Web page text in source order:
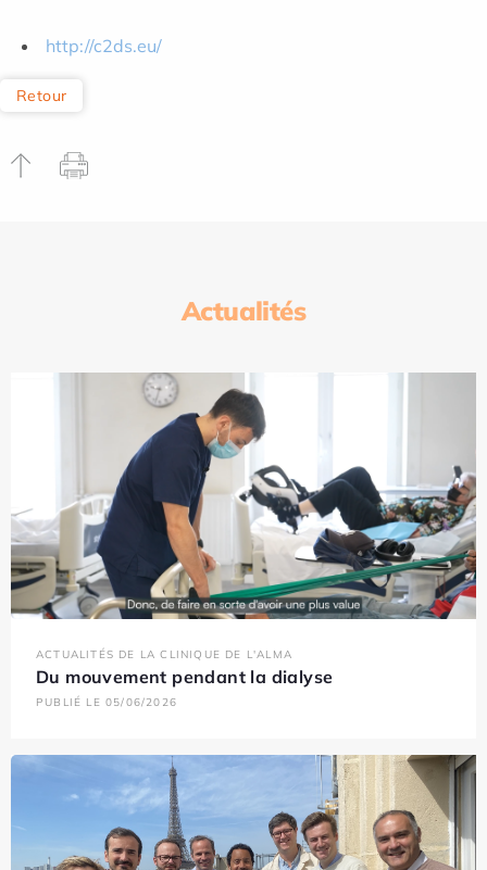
http://c2ds.eu/
Retour
Actualités
ACTUALITÉS DE LA CLINIQUE DE L'ALMA
Du mouvement pendant la dialyse
PUBLIÉ LE 05/06/2026